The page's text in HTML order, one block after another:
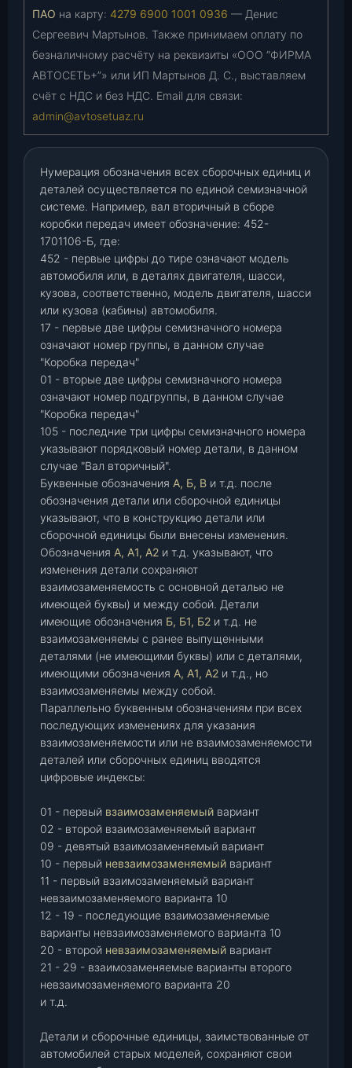
ПАО на карту: 4279 6900 1001 0936 — Денис
Сергеевич Мартынов. Также принимаем оплату по
безналичному расчёту на реквизиты «ООО “ФИРМА
АВТОСЕТЬ+”» или ИП Мартынов Д. С., выставляем
счёт с НДС и без НДС. Email для связи:
admin@avtosetuaz.ru
Нумерация обозначения всех сборочных единиц и
деталей осуществляется по единой семизначной
системе. Например, вал вторичный в сборе
коробки передач имеет обозначение: 452-
1701106-Б, где:
452 - первые цифры до тире означают модель
автомобиля или, в деталях двигателя, шасси,
кузова, соответственно, модель двигателя, шасси
или кузова (кабины) автомобиля.
17 - первые две цифры семизначного номера
означают номер группы, в данном случае
"Коробка передач"
01 - вторые две цифры семизначного номера
означают номер подгруппы, в данном случае
"Коробка передач"
105 - последние три цифры семизначного номера
указывают порядковый номер детали, в данном
случае "Вал вторичный".
Буквенные обозначения А, Б, В и т.д. после
обозначения детали или сборочной единицы
указывают, что в конструкцию детали или
сборочной единицы были внесены изменения.
Обозначения А, А1, А2 и т.д. указывают, что
изменения детали сохраняют
взаимозаменяемость с основной деталью не
имеющей буквы) и между собой. Детали
имеющие обозначения Б, Б1, Б2 и т.д. не
взаимозаменяемы с ранее выпущенными
деталями (не имеющими буквы) или с деталями,
имеющими обозначения А, А1, А2 и т.д., но
взаимозаменяемы между собой.
Параллельно буквенным обозначениям при всех
последующих изменениях для указания
взаимозаменяемости или не взаимозаменяемости
деталей или сборочных единиц вводятся
цифровые индексы:
01 - первый взаимозаменяемый вариант
02 - второй взаимозаменяемый вариант
09 - девятый взаимозаменяемый вариант
10 - первый невзаимозаменяемый вариант
11 - первый взаимозаменяемый вариант
невзаимозаменяемого варианта 10
12 - 19 - последующие взаимозаменяемые
варианты невзаимозаменяемого варианта 10
20 - второй невзаимозаменяемый вариант
21 - 29 - взаимозаменяемые варианты второго
невзаимозаменяемого варианта 20
и т.д.
Детали и сборочные единицы, заимствованные от
автомобилей старых моделей, сохраняют свои